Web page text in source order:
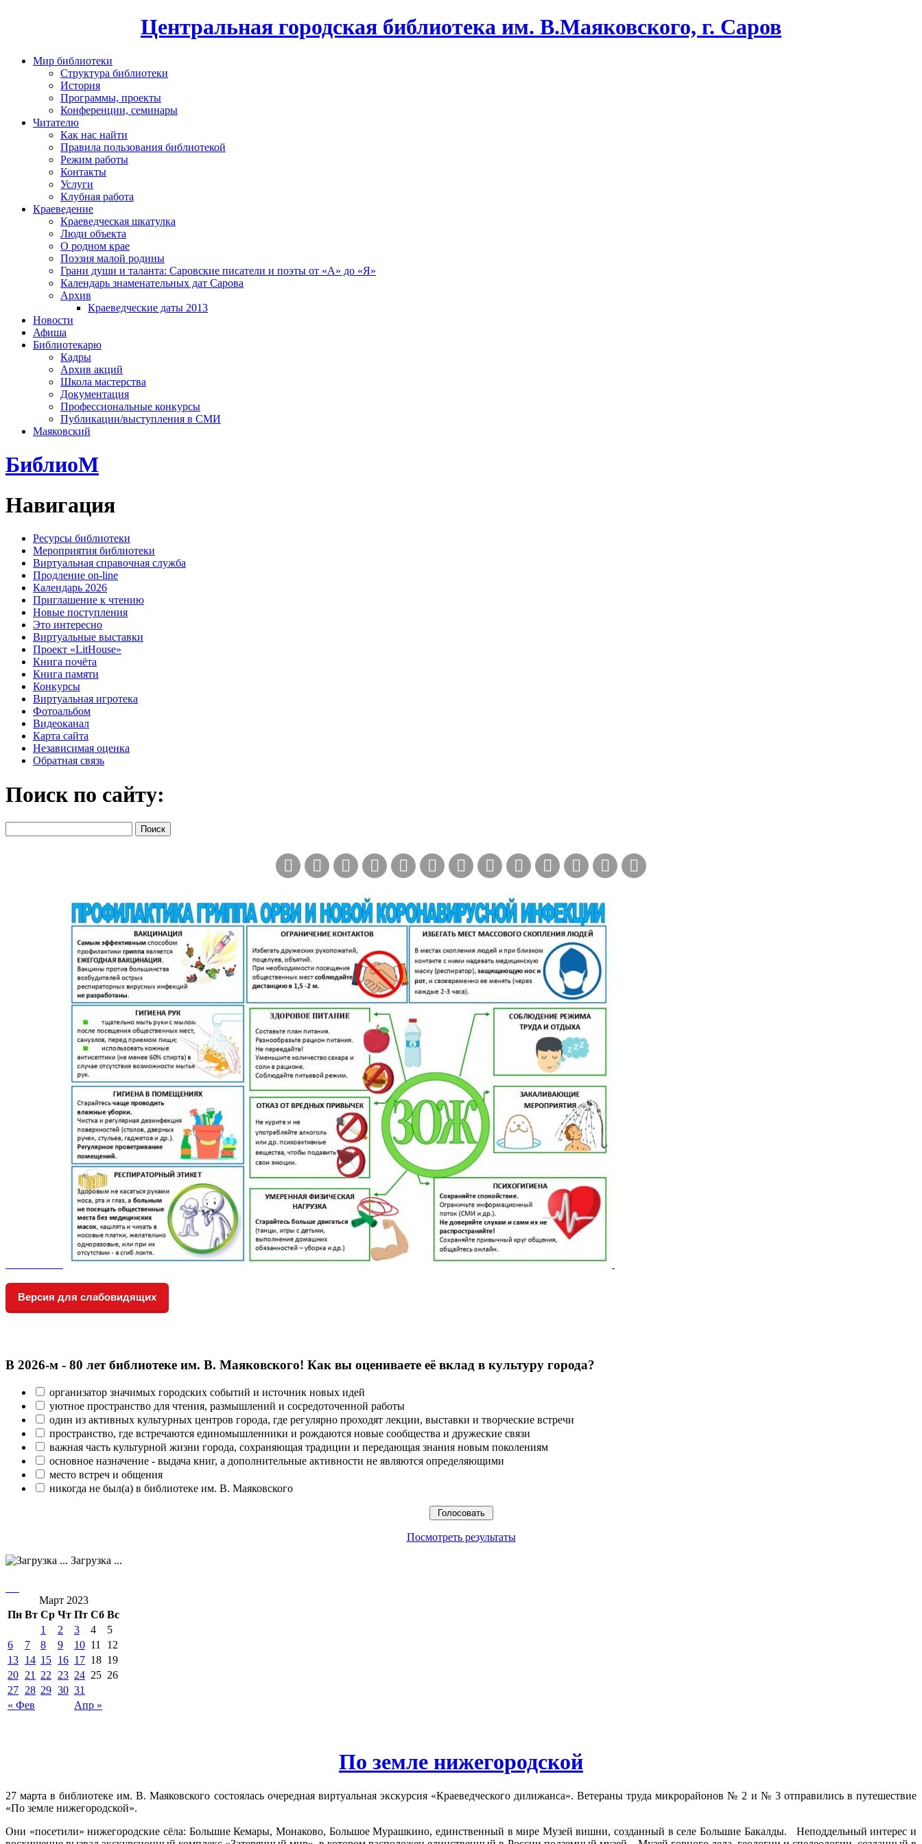
Центральная городская библиотека им. В.Маяковского, г. Саров
Мир библиотеки
Структура библиотеки
История
Программы, проекты
Конференции, семинары
Читателю
Как нас найти
Правила пользования библиотекой
Режим работы
Контакты
Услуги
Клубная работа
Краеведение
Краеведческая шкатулка
Люди объекта
О родном крае
Поэзия малой родины
Грани души и таланта: Саровские писатели и поэты от «А» до «Я»
Календарь знаменательных дат Сарова
Архив
Краеведческие даты 2013
Новости
Афиша
Библиотекарю
Кадры
Архив акций
Школа мастерства
Документация
Профессиональные конкурсы
Публикации/выступления в СМИ
Маяковский
БиблиоМ
Навигация
Ресурсы библиотеки
Мероприятия библиотеки
Виртуальная справочная служба
Продление on-line
Календарь 2026
Приглашение к чтению
Новые поступления
Это интересно
Виртуальные выставки
Проект «LitHouse»
Книга почёта
Книга памяти
Конкурсы
Виртуальная игротека
Фотоальбом
Видеоканал
Карта сайта
Независимая оценка
Обратная связь
Поиск по сайту:
Версия для слабовидящих
В 2026‑м - 80 лет библиотеке им. В. Маяковского! Как вы оцениваете её вклад в культуру города?
организатор значимых городских событий и источник новых идей
уютное пространство для чтения, размышлений и сосредоточенной работы
один из активных культурных центров города, где регулярно проходят лекции, выставки и творческие встречи
пространство, где встречаются единомышленники и рождаются новые сообщества и дружеские связи
важная часть культурной жизни города, сохраняющая традиции и передающая знания новым поколениям
основное назначение - выдача книг, а дополнительные активности не являются определяющими
место встреч и общения
никогда не был(а) в библиотеке им. В. Маяковского
Посмотреть результаты
Загрузка ...
Март 2023
Пн Вт Ср Чт Пт Сб Вс
« Фев Апр »
1 2 3 4
5
6
7 8 9 10 11
12
13 14 15 16 17 18 19
20 21 22 23 24 25 26
27 28 29 30 31
По земле нижегородской
27 марта в библиотеке им. В. Маяковского состоялась очередная виртуальная экскурсия «Краеведческого дилижанса». Ветераны труда микрорайонов № 2 и № 3 отправились в путешествие
«По земле нижегородской».
Они «посетили» нижегородские сёла: Большие Кемары, Монаково, Большое Мурашкино, единственный в мире Музей вишни, созданный в селе Большие Бакалды. Неподдельный интерес и